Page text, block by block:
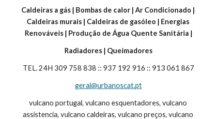
Caldeiras a gás | Bombas de calor | Ar Condicionado |
Caldeiras murais | Caldeiras de gasóleo | Energias
Renováveis | Produção de Água Quente Sanitária |
Radiadores | Queimadores
TEL. 24H 309 758 838 :: 937 192 916 :: 913 061 867
geral@urbanoscat.pt
vulcano portugal, vulcano esquentadores, vulcano
assistencia, vulcano caldeiras, vulcano preços, vulcano